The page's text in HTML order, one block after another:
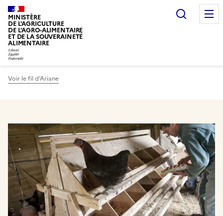
MINISTÈRE
DE L'AGRICULTURE
DE L'AGRO-ALIMENTAIRE
ET DE LA SOUVERAINETÉ
ALIMENTAIRE
Voir le fil d’Ariane